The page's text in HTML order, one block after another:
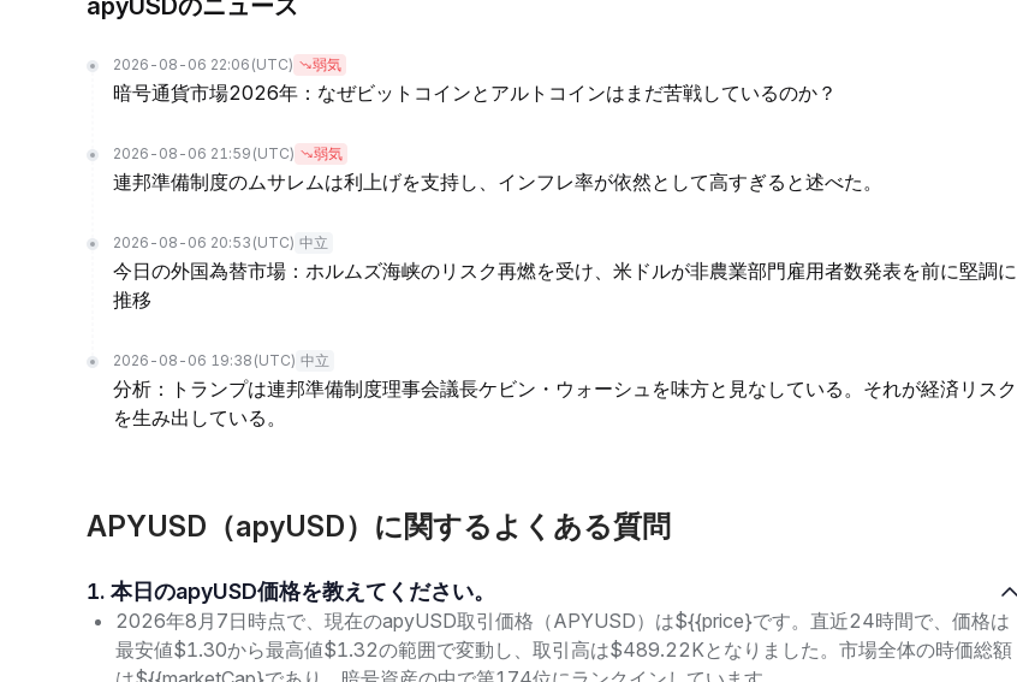
apyUSDのニュース
2026-08-06 22:06 (UTC) 弱気
暗号通貨市場2026年：なぜビットコインとアルトコインはまだ苦戦しているのか？
2026-08-06 21:59 (UTC) 弱気
連邦準備制度のムサレムは利上げを支持し、インフレ率が依然として高すぎると述べた。
2026-08-06 20:53 (UTC) 中立
今日の外国為替市場：ホルムズ海峡のリスク再燃を受け、米ドルが非農業部門雇用者数発表を前に堅調に
推移
2026-08-06 19:38 (UTC) 中立
分析：トランプは連邦準備制度理事会議長ケビン・ウォーシュを味方と見なしている。それが経済リスク
を生み出している。
APYUSD（apyUSD）に関するよくある質問
1. 本日のapyUSD価格を教えてください。
2026年8月7日時点で、現在のapyUSD取引価格（APYUSD）は${{price}です。直近24時間で、価格は
最安値$1.30から最高値$1.32の範囲で変動し、取引高は$489.22Kとなりました。市場全体の時価総額